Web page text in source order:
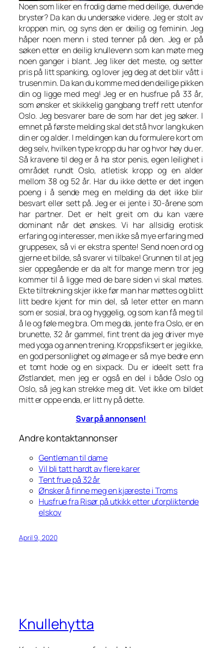
Noen som liker en frodig dame med deilige, duvende
bryster? Da kan du undersøke videre. Jeg er stolt av
kroppen min, og syns den er deilig og feminin. Jeg
håper noen menn i sted tenner på den. Jeg er på
søken etter en deilig knullevenn som kan møte meg
noen ganger i blant. Jeg liker det meste, og setter
pris på litt spanking, og lover jeg deg at det blir vått i
trusen min. Da kan du komme med den deilige pikken
din og ligge med meg! Jeg er en husfrue på 33 år,
som ønsker et skikkelig gangbang treff rett utenfor
Oslo. Jeg besvarer bare de som har det jeg søker. I
emnet på første melding skal det stå hvor lang kuken
din er og alder. I meldingen kan du formulere kort om
deg selv, hvilken type kropp du har og hvor høy du er.
Så kravene til deg er å ha stor penis, egen leilighet i
området rundt Oslo, atletisk kropp og en alder
mellom 38 og 52 år. Har du ikke dette er det ingen
poeng i å sende meg en melding da det ikke blir
besvart eller sett på. Jeg er ei jente i 30-årene som
har partner. Det er helt greit om du kan være
dominant når det ønskes. Vi har allsidig erotisk
erfaring og interesser, men ikke så mye erfaring med
gruppesex, så vi er ekstra spente! Send noen ord og
gjerne et bilde, så svarer vi tilbake! Grunnen til at jeg
sier oppegående er da alt for mange menn tror jeg
kommer til å ligge med de bare siden vi skal møtes.
Ekte tiltrekning skjer ikke før man har møttes og blitt
litt bedre kjent for min del, så leter etter en mann
som er sosial, bra og hyggelig, og som kan få meg til
å le og føle meg bra. Om meg da, jente fra Oslo, er en
brunette, 32 år gammel, fint trent da jeg driver mye
med yoga og annen trening. Kroppsfiksert er jeg ikke,
en god personlighet og ølmage er så mye bedre enn
et tomt hode og en sixpack. Du er ideelt sett fra
Østlandet, men jeg er også en del i både Oslo og
Oslo, så jeg kan strekke meg dit. Vet ikke om bildet
mitt er oppe enda, er litt ny på dette.
Svar på annonsen!
Andre kontaktannonser
Gentleman til dame
Vil bli tatt hardt av flere karer
Tent frue på 32 år
Ønsker å finne meg en kjæreste i Troms
Husfrue fra Risør på utkikk etter uforpliktende
elskov
April 9, 2020
Knullehytta